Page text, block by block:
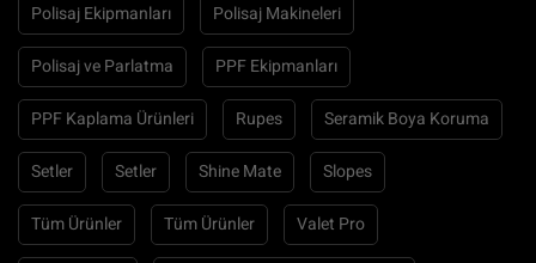
Polisaj Ekipmanları Polisaj Makineleri
Polisaj ve Parlatma PPF Ekipmanları
PPF Kaplama Ürünleri Rupes Seramik Boya Koruma
Setler Setler Shine Mate Slopes
Tüm Ürünler Tüm Ürünler Valet Pro